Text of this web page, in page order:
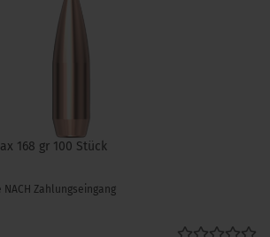
168 gr 100 Stück
NACH Zahlungseingang